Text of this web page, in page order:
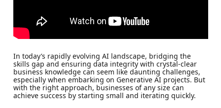
In today’s rapidly evolving AI landscape, bridging the
skills gap and ensuring data integrity with crystal-clear
business knowledge can seem like daunting challenges,
especially when embarking on Generative AI projects. But
with the right approach, businesses of any size can
achieve success by starting small and iterating quickly.